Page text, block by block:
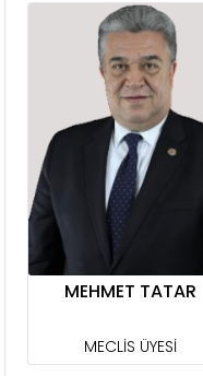
MEHMET TATAR
MECLİS ÜYESİ